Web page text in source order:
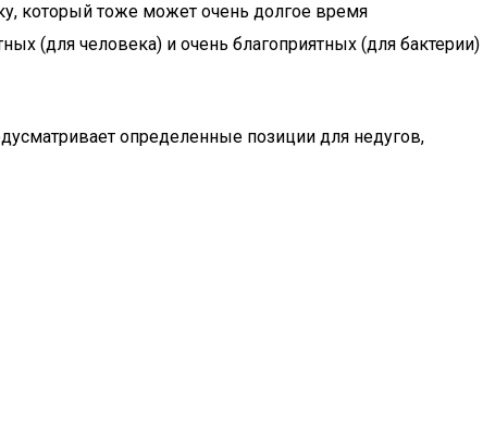
который тоже может очень долгое время
(для человека) и очень благоприятных (для бактерии)
определенные позиции для недугов,